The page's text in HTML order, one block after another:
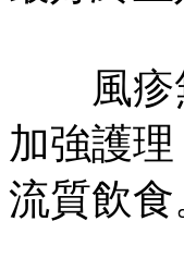
風疹無
加強護
流質飲